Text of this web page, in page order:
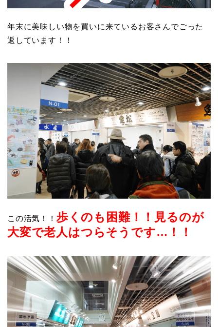
年末に美味しい物を買いに来ているお客さんでごった
返しています！！
この活気！！ 歩くのも困難！！見るのが
大変で老人はつらそうです…！！